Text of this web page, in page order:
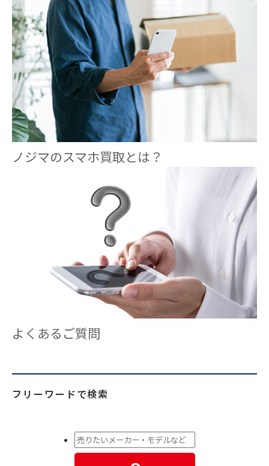
ノジマのスマホ買取とは？
よくあるご質問
フリーワードで検索